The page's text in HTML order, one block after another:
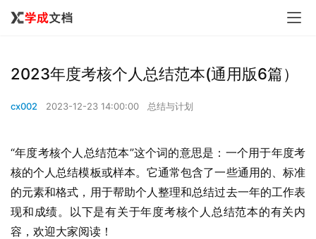
2023年度考核个人总结范本(通用版6篇）
cx002 2023-12-23 14:00:00 总结与计划
“年度考核个人总结范本”这个词的意思是：一个用于年度考
核的个人总结模板或样本。它通常包含了一些通用的、标准
的元素和格式，用于帮助个人整理和总结过去一年的工作表
现和成绩。以下是有关于年度考核个人总结范本的有关内
容，欢迎大家阅读！